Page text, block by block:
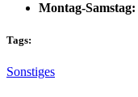
Montag-Samstag:
Tags:
Sonstiges